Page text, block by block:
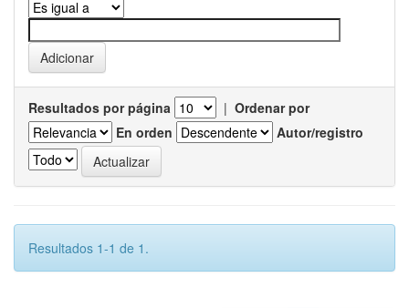
Resultados por página | Ordenar por
En orden
Autor/registro
Resultados 1-1 de 1.